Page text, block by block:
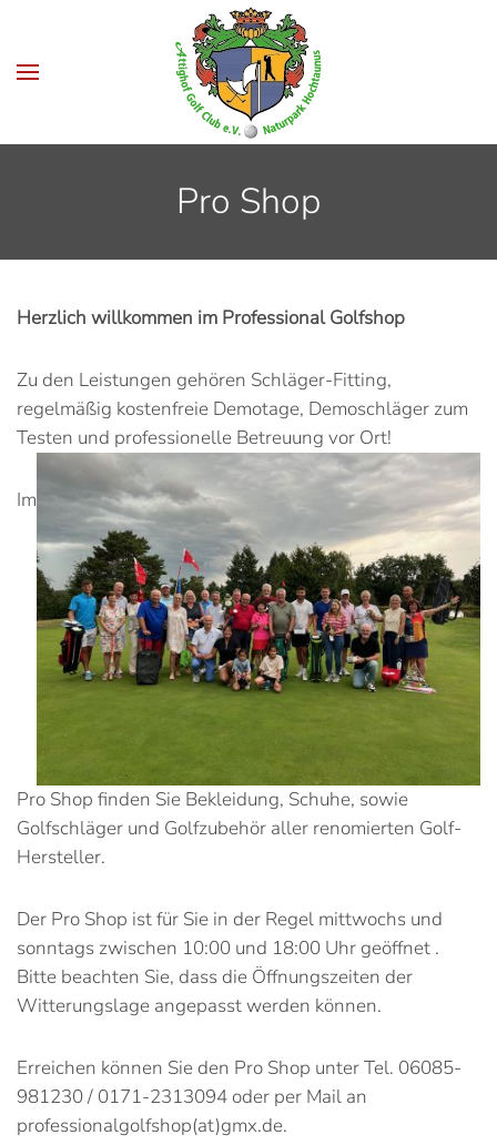
Zum Hauptinhalt springen
Pro Shop
Herzlich willkommen im Professional Golfshop
Zu den Leistungen gehören Schläger-Fitting,
regelmäßig kostenfreie Demotage, Demoschläger zum
Testen und professionelle Betreuung vor Ort!
Im
Pro Shop finden Sie Bekleidung, Schuhe, sowie
Golfschläger und Golfzubehör aller renomierten Golf-
Hersteller.
Der Pro Shop ist für Sie in der Regel mittwochs und
sonntags zwischen 10:00 und 18:00 Uhr geöffnet .
Bitte beachten Sie, dass die Öffnungszeiten der
Witterungslage angepasst werden können.
Erreichen können Sie den Pro Shop unter Tel. 06085-
981230 / 0171-2313094 oder per Mail an
professionalgolfshop(at)gmx.de.